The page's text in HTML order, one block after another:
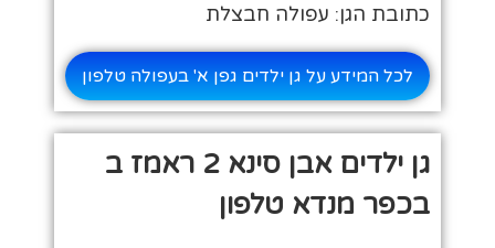
כתובת הגן: עפולה חבצלת
לכל המידע על גן ילדים גפן א' בעפולה טלפון
גן ילדים אבן סינא 2 ראמז ב
בכפר מנדא טלפון